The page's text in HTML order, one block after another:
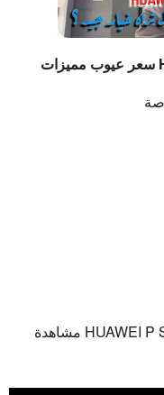
سعر عيوب مميزات
فيديو اليوم حول هاتف HUAWEI P SMART 2020 مشاهدة